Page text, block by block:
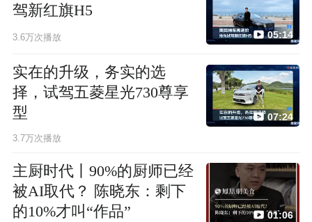
驾新红旗H5
3.6万次播放 05:14
实在的升级，务实的选
择，试驾五菱星光730尊享
型
3.7万次播放
07:24
主厨时代丨90%的厨师已经
被AI取代？ 陈晓东：剩下
的10%才叫“作品”
01:06